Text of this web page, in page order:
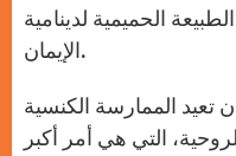
الحميمية لدينامية
الإيمان.
تعيد الممارسة الكنسية
التي هي أمر أكبر